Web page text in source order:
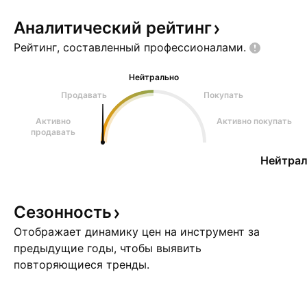
Аналитический рейтинг
Рейтинг, составленный профессионалами.
Нейтрально
Продавать
Покупать
Активно
продавать
Активно покупать
Сезонность
Отображает динамику цен на инструмент за
предыдущие годы, чтобы выявить
повторяющиеся тренды.